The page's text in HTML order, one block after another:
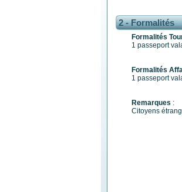
2 - Formalités
Formalités
1 passeport
Formalités
1 passeport
Remarques :
Citoyens